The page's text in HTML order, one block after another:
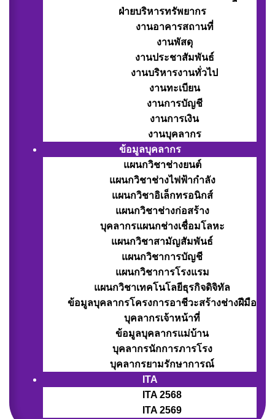
ฝ่ายบริหารทรัพยากร
งานอาคารสถานที่
งานพัสดุ
งานประชาสัมพันธ์
งานบริหารงานทั่วไป
งานทะเบียน
งานการบัญชี
งานการเงิน
งานบุคลากร
ข้อมูลบุคลากร
แผนกวิชาช่างยนต์
แผนกวิชาช่างไฟฟ้ากำลัง
แผนกวิชาอิเล็กทรอนิกส์
แผนกวิชาช่างก่อสร้าง
บุคลากรแผนกช่างเชื่อมโลหะ
แผนกวิชาสามัญสัมพันธ์
แผนกวิชาการบัญชี
แผนกวิชาการโรงแรม
แผนกวิชาเทคโนโลยีธุรกิจดิจิทัล
ข้อมูลบุคลากรโครงการอาชีวะสร้างช่างฝีมือ
บุคลากรเจ้าหน้าที่
ข้อมูลบุคลากรแม่บ้าน
บุคลากรนักการภารโรง
บุคลากรยามรักษาการณ์
ITA
ITA 2568
ITA 2569